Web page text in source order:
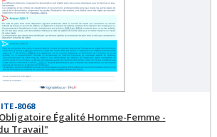
8068
Égalité Homme-Femme -
Travail"